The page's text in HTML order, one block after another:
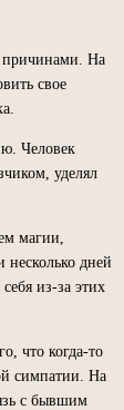
причинами. На
свое
Человек
уделял
магии,
несколько дней
из-за этих
что когда-то
симпатии. На
с бывшим